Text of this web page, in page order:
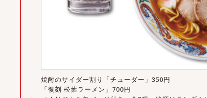
焼酎のサイダー割り「チューダー」350円
「復刻 松葉ラーメン」700円